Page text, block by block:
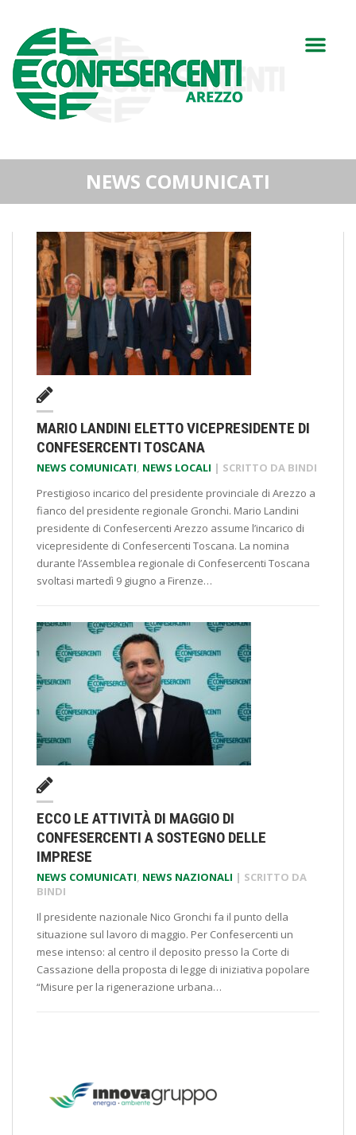
NEWS COMUNICATI
MARIO LANDINI ELETTO VICEPRESIDENTE DI
CONFESERCENTI TOSCANA
NEWS COMUNICATI, NEWS LOCALI | SCRITTO DA BINDI
Prestigioso incarico del presidente provinciale di Arezzo a
fianco del presidente regionale Gronchi. Mario Landini
presidente di Confesercenti Arezzo assume l’incarico di
vicepresidente di Confesercenti Toscana. La nomina
durante l’Assemblea regionale di Confesercenti Toscana
svoltasi martedì 9 giugno a Firenze…
ECCO LE ATTIVITÀ DI MAGGIO DI
CONFESERCENTI A SOSTEGNO DELLE
IMPRESE
NEWS COMUNICATI, NEWS NAZIONALI | SCRITTO DA
BINDI
Il presidente nazionale Nico Gronchi fa il punto della
situazione sul lavoro di maggio. Per Confesercenti un
mese intenso: al centro il deposito presso la Corte di
Cassazione della proposta di legge di iniziativa popolare
“Misure per la rigenerazione urbana…